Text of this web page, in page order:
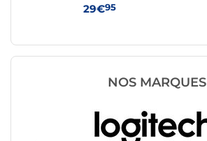
29€95
NOS MARQUES